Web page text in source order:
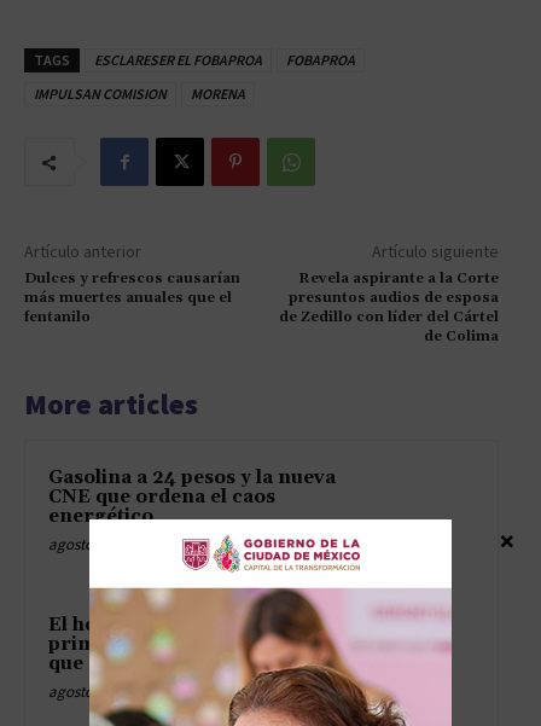
TAGS ESCLARESER EL FOBAPROA
FOBAPROA
IMPULSAN COMISION
MORENA
Artículo anterior
Dulces y refrescos causarían
más muertes anuales que el
fentanilo
Artículo siguiente
Revela aspirante a la Corte
presuntos audios de esposa
de Zedillo con líder del Cártel
de Colima
More articles
Gasolina a 24 pesos y la nueva
CNE que ordena el caos
energético
agosto 9, 2026
El hospital ABC, los viajes en
primera y la tormenta digital
que nadie pidió
agosto 9, 2026
×